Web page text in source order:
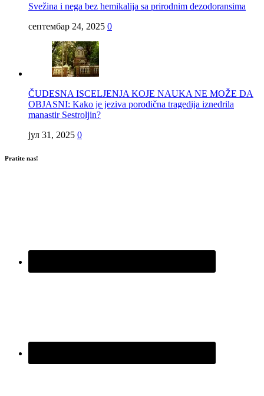
Svežina i nega bez hemikalija sa prirodnim dezodoransima
септембар 24, 2025 0
ČUDESNA ISCELJENJA KOJE NAUKA NE MOŽE DA
OBJASNI: Kako je jeziva porodična tragedija iznedrila
manastir Sestroljin?
јул 31, 2025 0
Pratite nas!